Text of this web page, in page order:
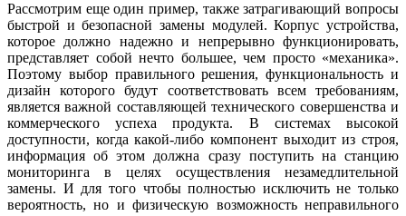
Рассмотрим еще один пример, также затрагивающий вопросы
быстрой и безопасной замены модулей. Корпус устройства,
которое должно надежно и непрерывно функционировать,
представляет собой нечто большее, чем просто «механика».
Поэтому выбор правильного решения, функциональность и
дизайн которого будут соответствовать всем требованиям,
является важной составляющей технического совершенства и
коммерческого успеха продукта. В системах высокой
доступности, когда какой-либо компонент выходит из строя,
информация об этом должна сразу поступить на станцию
мониторинга в целях осуществления незамедлительной
замены. И для того чтобы полностью исключить не только
вероятность, но и физическую возможность неправильного